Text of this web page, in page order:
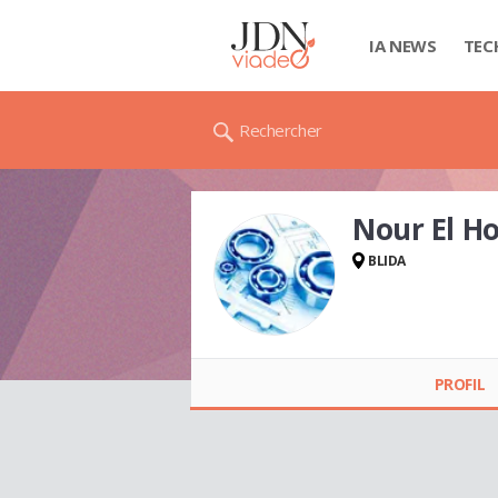
IA NEWS
Rechercher
Nour El
BLIDA
PROFIL